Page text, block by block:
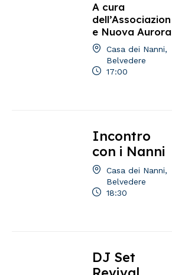
A cura
dell’Associazion
e Nuova Aurora
Casa dei Nanni,
Belvedere
17:00
Incontro
con i Nanni
Casa dei Nanni,
Belvedere
18:30
DJ Set